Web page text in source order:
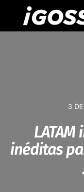
3
inéditas